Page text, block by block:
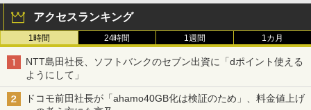
アクセスランキング
1時間 24時間 1週間 1カ月
NTT島田社長、ソフトバンクのセブン出資に「dポイント使える
ようにして」
ドコモ前田社長が「ahamo40GB化は検証のため」、料金値上げ